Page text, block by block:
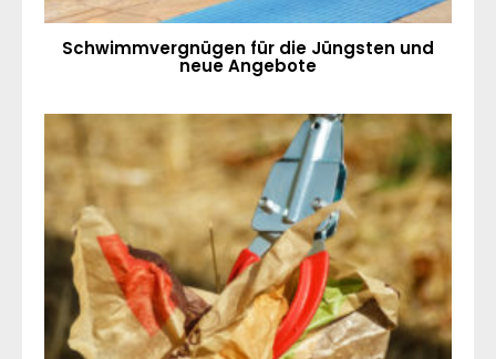
Schwimmvergnügen für die Jüngsten und
neue Angebote